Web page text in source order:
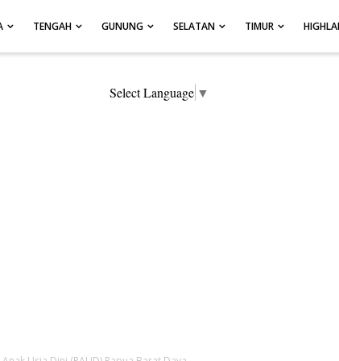
TENGAH GUNUNG SELATAN TIMUR
Select Language ▼